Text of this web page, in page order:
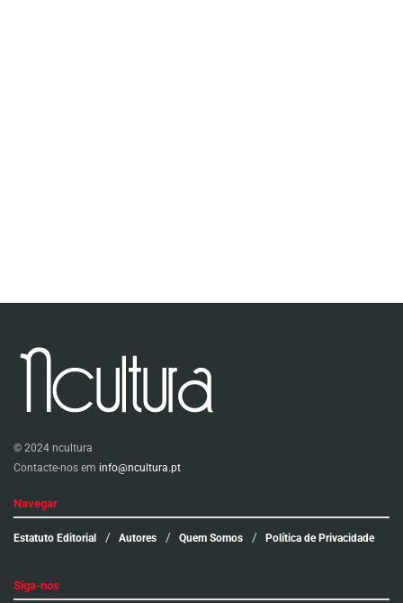
© 2024 ncultura
Contacte-nos em info@ncultura.pt
Navegar
Estatuto Editorial Autores Quem Somos Política de Privacidade
Siga-nos